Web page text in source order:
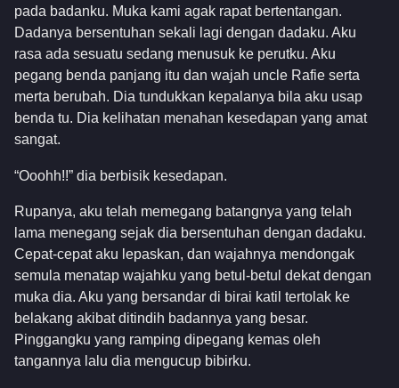
pada badanku. Muka kami agak rapat bertentangan.
Dadanya bersentuhan sekali lagi dengan dadaku. Aku
rasa ada sesuatu sedang menusuk ke perutku. Aku
pegang benda panjang itu dan wajah uncle Rafie serta
merta berubah. Dia tundukkan kepalanya bila aku usap
benda tu. Dia kelihatan menahan kesedapan yang amat
sangat.
“Ooohh!!” dia berbisik kesedapan.
Rupanya, aku telah memegang batangnya yang telah
lama menegang sejak dia bersentuhan dengan dadaku.
Cepat-cepat aku lepaskan, dan wajahnya mendongak
semula menatap wajahku yang betul-betul dekat dengan
muka dia. Aku yang bersandar di birai katil tertolak ke
belakang akibat ditindih badannya yang besar.
Pinggangku yang ramping dipegang kemas oleh
tangannya lalu dia mengucup bibirku.